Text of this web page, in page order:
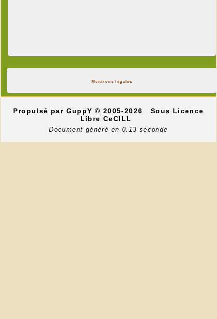
Mentions légales
Propulsé par GuppY© 2005-2026
Sous Licence
Libre CeCILL
Document généré en 0.13 seconde